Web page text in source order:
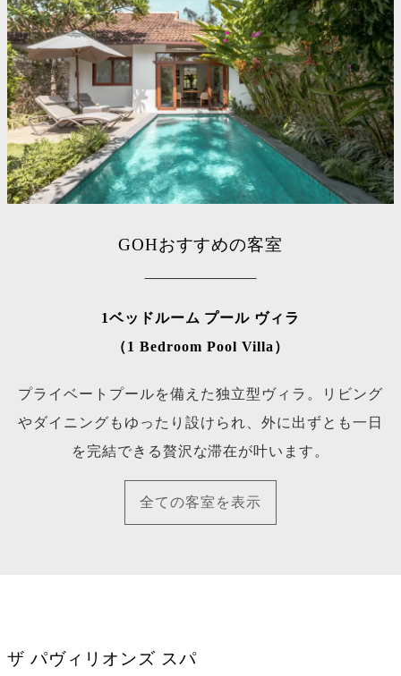
GOHおすすめの客室
1ベッドルーム プール ヴィラ
（1 Bedroom Pool Villa）
プライベートプールを備えた独立型ヴィラ。リビング
やダイニングもゆったり設けられ、外に出ずとも一日
を完結できる贅沢な滞在が叶います。
全ての客室を表示
ザ パヴィリオンズ スパ